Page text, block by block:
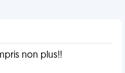
non plus!!